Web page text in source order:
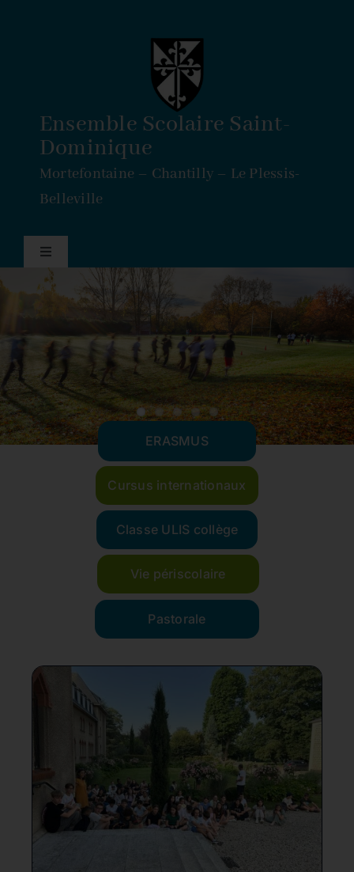
Ensemble Scolaire Saint-
Dominique
Mortefontaine – Chantilly – Le Plessis-
Belleville
Navigation
à
bascule
Accueil
École Saint-Louis
Ecole Saint-Dominique
Collège Saint-Dominique
Antenne Fra Angelico
Lycée Saint-Dominique
ERASMUS
Cursus internationaux
Classe ULIS collège
Vie périscolaire
Pastorale